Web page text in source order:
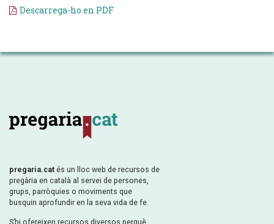
Descarrega-ho en PDF
pregaria.cat és un lloc web de recursos de
pregària en català al servei de persones,
grups, parròquies o moviments que
busquin aprofundir en la seva vida de fe.
S’hi ofereixen recursos diversos perquè